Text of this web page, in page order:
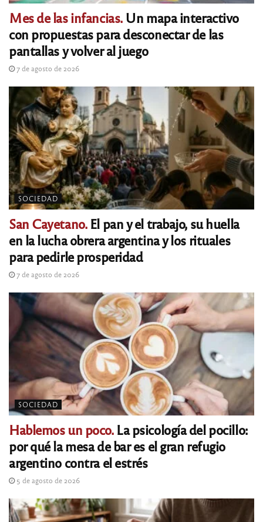
Mes de las infancias.Un mapa interactivo
con propuestas para desconectar de las
pantallas y volver al juego
7 de agosto de 2026
SOCIEDAD
San Cayetano.El pan y el trabajo, su huella
en la lucha obrera argentina y los rituales
para pedirle prosperidad
7 de agosto de 2026
SOCIEDAD
Hablemos un poco.La psicología del pocillo:
por qué la mesa de bar es el gran refugio
argentino contra el estrés
5 de agosto de 2026